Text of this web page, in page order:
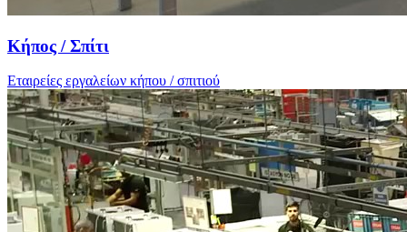
Κήπος / Σπίτι
Εταιρείες εργαλείων κήπου / σπιτιού